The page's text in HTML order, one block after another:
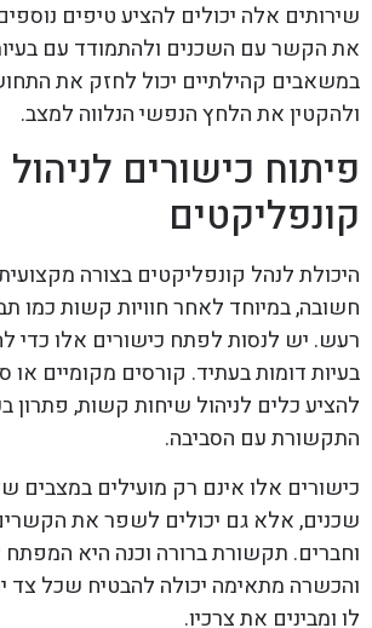
שירותים אלה יכולים להציע טיפים
את הקשר עם השכנים ולהתמודד עם
במשאבים קהילתיים יכול לחזק את
ולהקטין את הלחץ הנפשי הנלווה למצב.
פיתוח כישורים לניהול
קונפליקטים
היכולת לנהל קונפליקטים בצורה מקצועית
חשובה, במיוחד לאחר חוויות קשות כמו
רעש. יש לנסות לפתח כישורים אלו כדי
בעיות דומות בעתיד. קורסים מקומיים או
להציע כלים לניהול שיחות קשות, פתרון
התקשורת עם הסביבה.
כישורים אלו אינם רק מועילים במצבים
שכנים, אלא גם יכולים לשפר את
וחברים. תקשורת ברורה וכנה היא המפתח
והכשרה מתאימה יכולה להבטיח שכל צד
לו ומבינים את צרכיו.